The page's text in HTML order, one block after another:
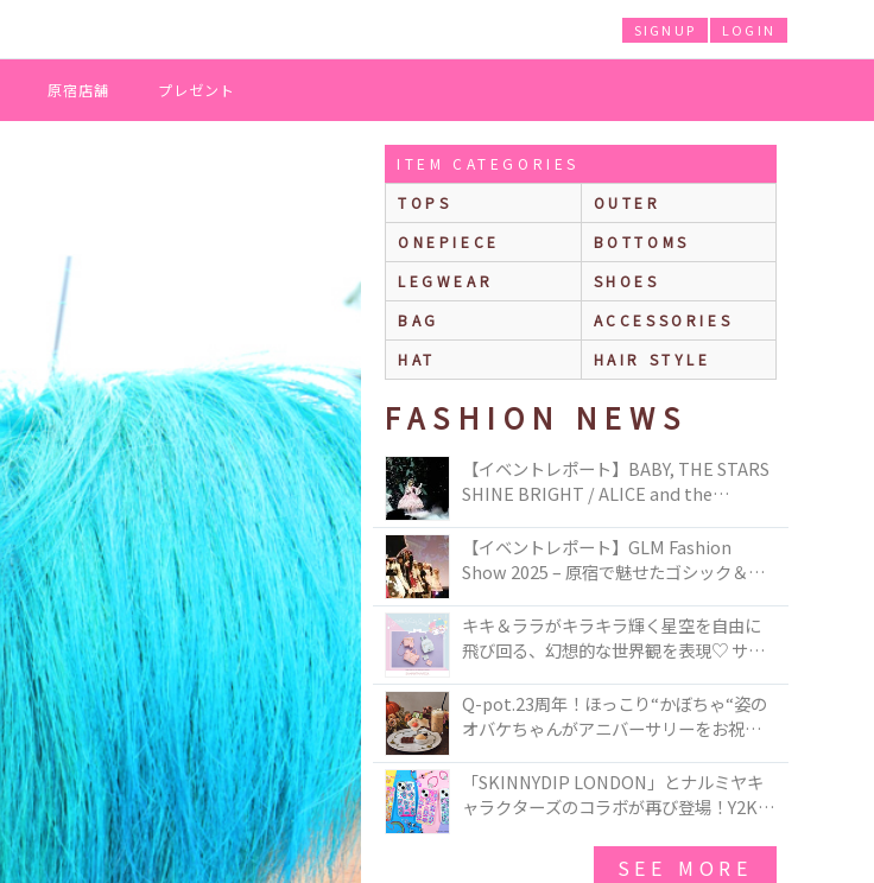
LOGIN
SIGNUP
原宿店舗 プレゼント
ITEM CATEGORIES
TOPS
OUTER
ONEPIECE
BOTTOMS
LEGWEAR
SHOES
BAG
ACCESSORIES
HAT
HAIR STYLE
FASHION NEWS
【イベントレポート】BABY, THE STARS
SHINE BRIGHT / ALICE and the
TOKYO
【イベントレポート】GLM Fashion
Show 2025 – 原宿で魅せたゴシック＆ロ
キキ＆ララがキラキラ輝く星空を自由に
飛び回る、幻想的な世界観を表現♡ サマ
50周年アニバーサリーイヤー』を記念し
たコレクションが登場
Q-pot.23周年！ほっこり“かぼちゃ“姿の
オバケちゃんがアニバーサリーをお祝い
ー」が新発売！Q-pot CAFE.では「かぼち
ゃのオバケーキプレート」も登場
「SKINNYDIP LONDON」とナルミヤキ
ャラクターズのコラボが再び登場！Y2Kム
SEE MORE